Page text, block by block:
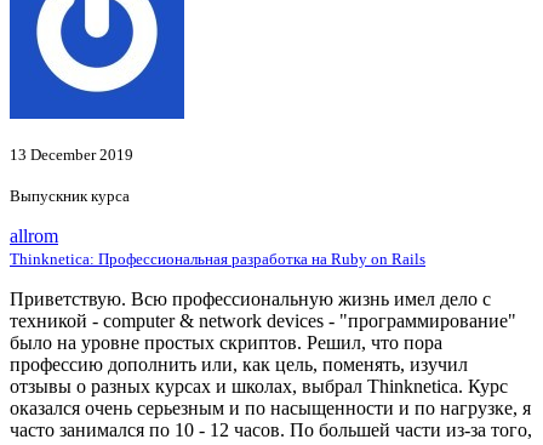
13 December 2019
Выпускник курса
allrom
Thinknetica: Профессиональная разработка на Ruby on Rails
Приветствую. Всю профессиональную жизнь имел дело с
техникой - computer & network devices - "программирование"
было на уровне простых скриптов. Решил, что пора
профессию дополнить или, как цель, поменять, изучил
отзывы о разных курсах и школах, выбрал Thinknetica. Курс
оказался очень серьезным и по насыщенности и по нагрузке, я
часто занимался по 10 - 12 часов. По большей части из-за того,